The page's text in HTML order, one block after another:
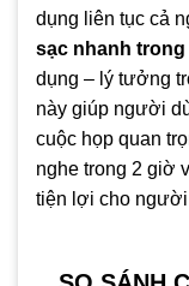
dụng liên tục cả
sạc nhanh trong
dụng – lý tưởng
này giúp người
cuộc họp quan
nghe trong 2 giờ
tiện lợi cho